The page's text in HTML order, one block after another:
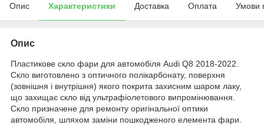
Опис Характеристики Доставка Оплата Умови
Опис
Пластикове скло фари для автомобіля Audi Q8 2018-2022.
Скло виготовлено з оптичного полікарбонату, поверхня
(зовнішня і внутрішня) якого покрита захисним шаром лаку,
що захищає скло від ультрафіолетового випромінювання.
Скло призначене для ремонту оригінальної оптики
автомобіля, шляхом заміни пошкодженого елемента фари.